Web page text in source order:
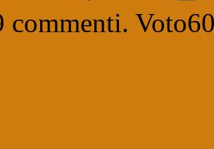
commenti. Voto